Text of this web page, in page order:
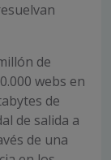
de
webs en
de
de salida a
de una